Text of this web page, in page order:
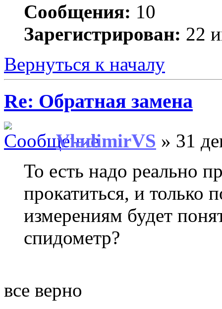
Сообщения: 10
Зарегистрирован: 22
Вернуться к началу
Re: Обратная замена
VladimirVS » 31
То есть надо реально
прокатиться, и только
измерениям будет
спидометр?
все верно